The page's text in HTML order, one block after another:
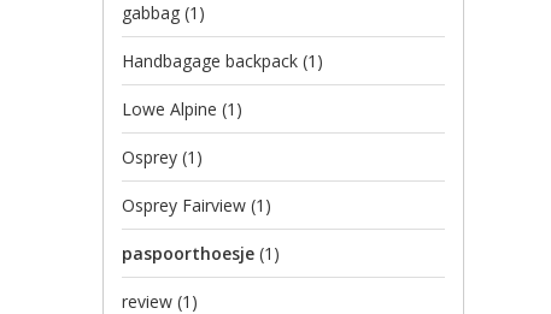
gabbag (1)
Handbagage backpack (1)
Lowe Alpine (1)
Osprey (1)
Osprey Fairview (1)
paspoorthoesje (1)
review (1)